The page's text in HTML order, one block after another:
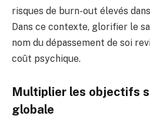
risques de burn-out élevés
Dans ce contexte, glorifier le
nom du dépassement de soi
coût psychique.
Multiplier les objectifs
globale